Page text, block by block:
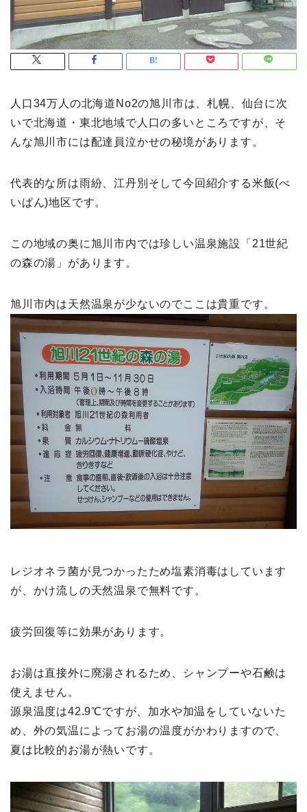
人口34万人の北海道No2の旭川市は、札幌、仙台に次
いで北海道・東北地域で人口の多いところですが、そ
んな旭川市には配達員泣かせの秘境があります。
代表的な所は雨紛、江丹別そして今回紹介する米飯(べ
いぱん)地区です。
この地域の奥に旭川市内では珍しい温泉施設「21世紀
の森の湯」があります。
旭川市内は天然温泉が少ないのでここは貴重です。
レジオネラ菌が見つかったため塩素消毒はしています
が、かけ流しの天然温泉で無料です。
疲労回復等に効果があります。
お湯は直接外に廃湯されるため、シャンプーや石鹸は
使えません。
源泉温度は42.9℃ですが、加水や加温をしていないた
め、外の気温によってお湯の温度がかわりますので、
夏は比較的お湯が熱いです。